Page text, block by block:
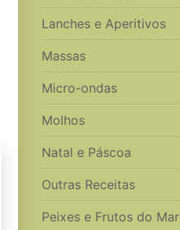
Lanches e Aperitivos
Massas
Micro-ondas
Molhos
Natal e Páscoa
Outras Receitas
Peixes e Frutos do Mar